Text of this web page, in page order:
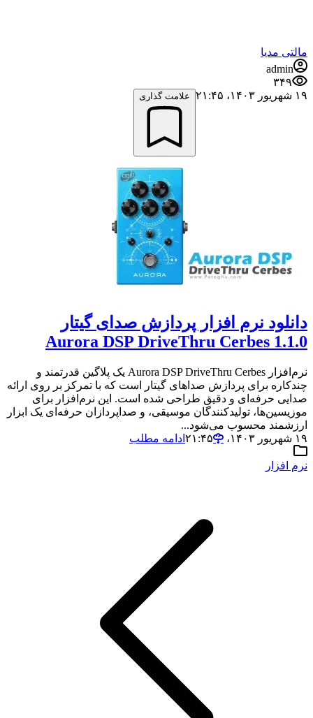
مالتی مدیا
admin
۳۴۹
۱۹ شهریور ۱۴۰۳،‏ ۲۱:۴۵
علامت گذاری
دانلود نرم افزار پردازش صدای گیتار
Aurora DSP DriveThru Cerbes 1.1.0
نرم‌افزار Aurora DSP DriveThru Cerbes یک پلاگین قدرتمند و
چند‌کاره برای پردازش صداهای گیتار است که با تمرکز بر روی ارائه
صدایی حرفه‌ای و دقیق طراحی شده است. این نرم‌افزار برای
موزیسین‌ها، تولیدکنندگان موسیقی، و صداپردازان حرفه‌ای یک ابزار
ارزشمند محسوب می‌شود...
۱۹ شهریور ۱۴۰۳،‏ ۲۱:۴۵
ادامه مطلب
نرم افزار